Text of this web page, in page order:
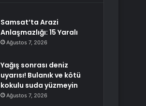
Samsat’ta Arazi
Anlaşmazlığı: 15 Yaralı
Ağustos 7, 2026
Yağış sonrası deniz
uyarısı! Bulanık ve kötü
kokulu suda yüzmeyin
Ağustos 7, 2026